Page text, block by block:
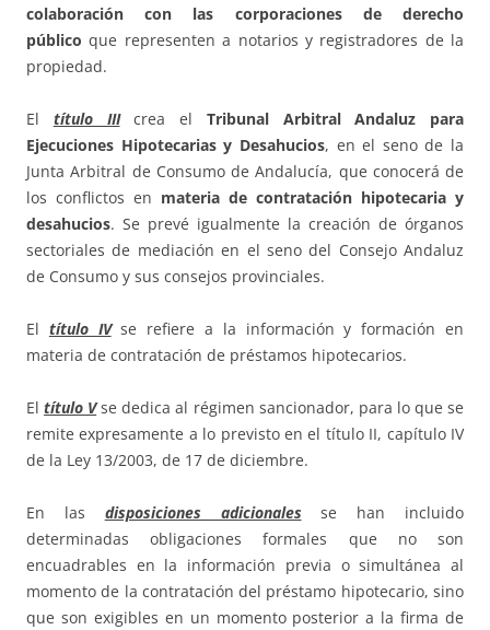
colaboración con las corporaciones de derecho
público que representen a notarios y registradores de la
propiedad.
El título IIIcrea el Tribunal Arbitral Andaluz para
Ejecuciones Hipotecarias y Desahucios, en el seno de la
Junta Arbitral de Consumo de Andalucía, que conocerá de
los conflictos en materia de contratación hipotecaria y
desahucios. Se prevé igualmente la creación de órganos
sectoriales de mediación en el seno del Consejo Andaluz
de Consumo y sus consejos provinciales.
El título IVse refiere a la información y formación en
materia de contratación de préstamos hipotecarios.
Eltítulo Vse dedica al régimen sancionador, para lo que se
remite expresamente a lo previsto en el título II, capítulo IV
de la Ley 13/2003, de 17 de diciembre.
En las disposiciones adicionales se han incluido
determinadas obligaciones formales que no son
encuadrables en la información previa o simultánea al
momento de la contratación del préstamo hipotecario, sino
que son exigibles en un momento posterior a la firma de